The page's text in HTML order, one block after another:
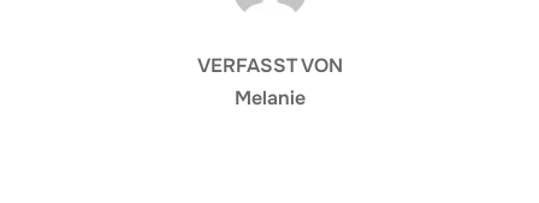
VERFASST VON
Melanie